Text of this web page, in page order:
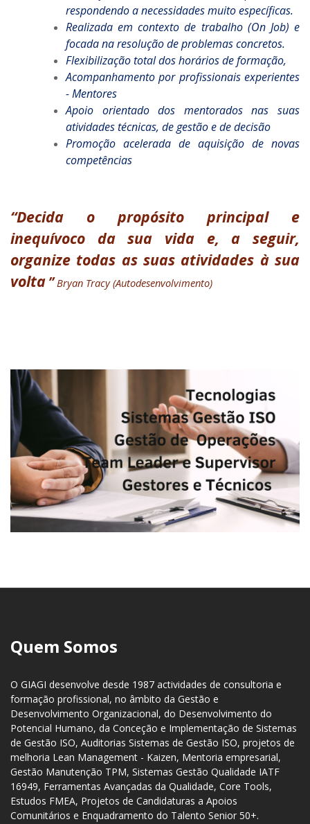
respondendo a necessidades muito específicas.
Realizada em contexto de trabalho (On Job) e
focada na resolução de problemas concretos.
Flexibilização total dos horários de formação,
Acompanhamento por profissionais experientes
- Mentores
Apoio orientado dos mentorados nas suas
atividades técnicas, de gestão e de decisão
Promoção acelerada de aquisição de novas
competências
“Decida o propósito principal e
inequívoco da sua vida e, a seguir,
organize todas as suas atividades à sua
volta ”Bryan Tracy (Autodesenvolvimento)
Quem Somos
O GIAGI desenvolve desde 1987 actividades de consultoria e
formação profissional, no âmbito da Gestão e
Desenvolvimento Organizacional, do Desenvolvimento do
Potencial Humano, da Conceção e Implementação de Sistemas
de Gestão ISO, Auditorias Sistemas de Gestão ISO, projetos de
melhoria Lean Management - Kaizen, Mentoria empresarial,
Gestão Manutenção TPM, Sistemas Gestão Qualidade IATF
16949, Ferramentas Avançadas da Qualidade, Core Tools,
Estudos FMEA, Projetos de Candidaturas a Apoios
Comunitários e Enquadramento do Talento Senior 50+.